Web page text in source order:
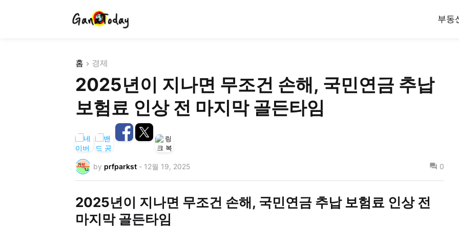
부동
홈 경제
2025년이 지나면 무조건 손해, 국민연금 추납
보험료 인상 전 마지막 골든타임
by prfparkst - 12월 19, 2025 0
2025년이 지나면 무조건 손해, 국민연금 추납 보험료 인상 전
마지막 골든타임